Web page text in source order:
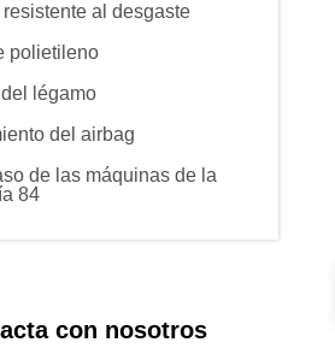
al desgaste
polietileno
légamo
del airbag
de las máquinas de la
84
con nosotros